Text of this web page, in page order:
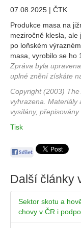
07.08.2025 | ČTK
Produkce masa na
meziročně klesla,
po loňském
masa, vyrobilo se ho
Zpráva byla
uplné znění získáte
Copyright (2003)
vyhrazena. Materiály
vysílány,
Tisk
Další články
Sektor skotu a
chovy v ČR i